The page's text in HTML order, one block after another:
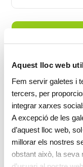
Aquest lloc web
Fem servir galetes i
tercers, per
integrar xarxes
A excepció de les
d’aquest lloc web,
millorar els nostres
obstant això, la seva
La
Apr